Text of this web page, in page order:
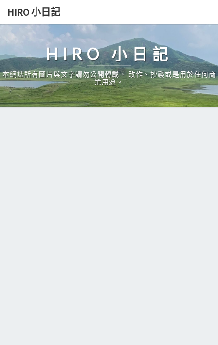
Skip
content
HIRO 小日記
HIRO 小日記
本網誌所有圖片與文字請勿公開轉載、 改作、抄襲或是用於任何商
業用途。